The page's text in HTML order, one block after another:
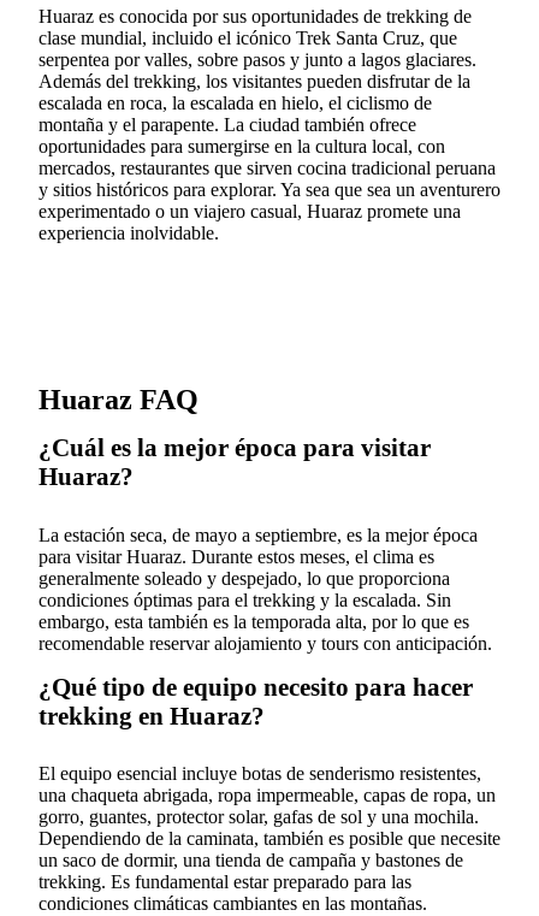
Huaraz es conocida por sus oportunidades de trekking de
clase mundial, incluido el icónico Trek Santa Cruz, que
serpentea por valles, sobre pasos y junto a lagos glaciares.
Además del trekking, los visitantes pueden disfrutar de la
escalada en roca, la escalada en hielo, el ciclismo de
montaña y el parapente. La ciudad también ofrece
oportunidades para sumergirse en la cultura local, con
mercados, restaurantes que sirven cocina tradicional peruana
y sitios históricos para explorar. Ya sea que sea un aventurero
experimentado o un viajero casual, Huaraz promete una
experiencia inolvidable.
Huaraz FAQ
¿Cuál es la mejor época para visitar
Huaraz?
La estación seca, de mayo a septiembre, es la mejor época
para visitar Huaraz. Durante estos meses, el clima es
generalmente soleado y despejado, lo que proporciona
condiciones óptimas para el trekking y la escalada. Sin
embargo, esta también es la temporada alta, por lo que es
recomendable reservar alojamiento y tours con anticipación.
¿Qué tipo de equipo necesito para hacer
trekking en Huaraz?
El equipo esencial incluye botas de senderismo resistentes,
una chaqueta abrigada, ropa impermeable, capas de ropa, un
gorro, guantes, protector solar, gafas de sol y una mochila.
Dependiendo de la caminata, también es posible que necesite
un saco de dormir, una tienda de campaña y bastones de
trekking. Es fundamental estar preparado para las
condiciones climáticas cambiantes en las montañas.